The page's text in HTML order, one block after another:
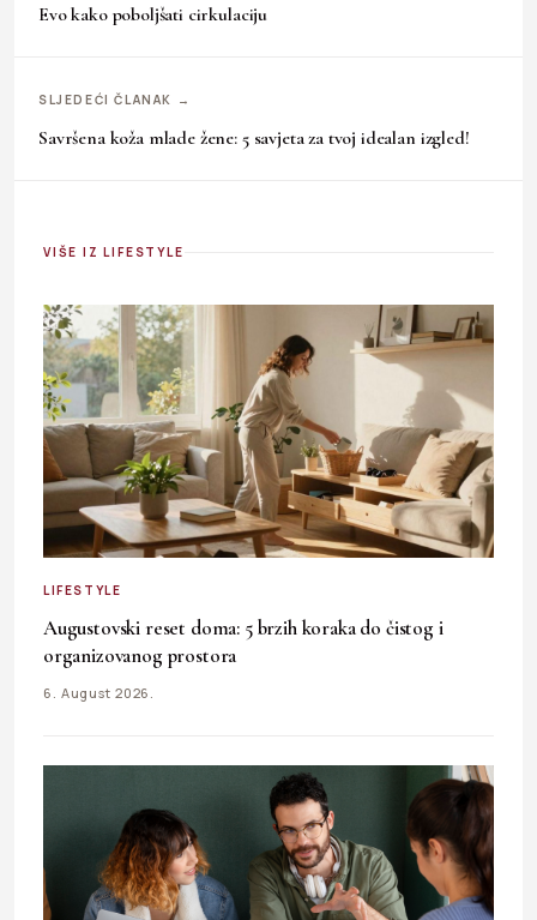
Evo kako poboljšati cirkulaciju
SLJEDEĆI ČLANAK →
Savršena koža mlade žene: 5 savjeta za tvoj idealan izgled!
VIŠE IZ LIFESTYLE
LIFESTYLE
Augustovski reset doma: 5 brzih koraka do čistog i
organizovanog prostora
6. August 2026.